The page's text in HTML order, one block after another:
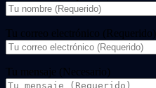
Tu correo electrónico (Requerido)
Tu mensaje (Necesario)